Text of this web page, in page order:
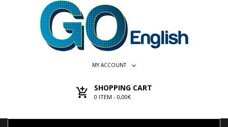
MY ACCOUNT
SHOPPING CART
0 ITEM - 0,00€